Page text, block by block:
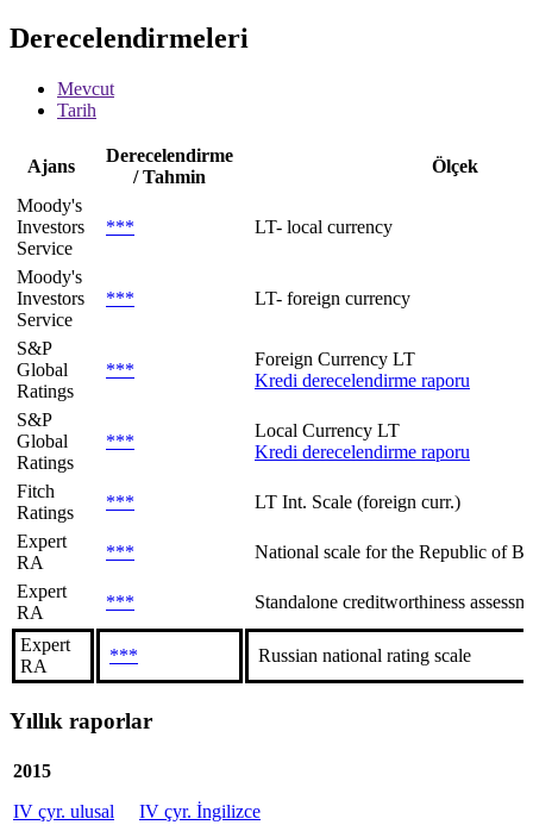
Derecelendirmeleri
Mevcut
Tarih
Ajans
Derecelendirme
/ Tahmin
Ölçek
Moody's
Investors
Service
*** LT- local currency
Moody's
Investors
Service
*** LT- foreign currency
S&P
Global
Ratings
***
Foreign Currency LT
Kredi derecelendirme raporu
S&P
Global
Ratings
***
Local Currency LT
Kredi derecelendirme raporu
Fitch
Ratings
***
LT Int. Scale (foreign curr.)
Expert
RA
***
National scale for the Republic of
Expert
RA
*** Standalone creditworthiness
Expert
RA
*** Russian national rating scale
Yıllık raporlar
2015
IV çyr. ulusal
IV çyr. İngilizce